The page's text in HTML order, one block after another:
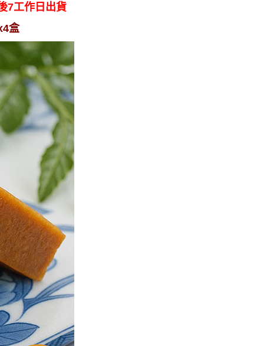
7工作日出貨
盒